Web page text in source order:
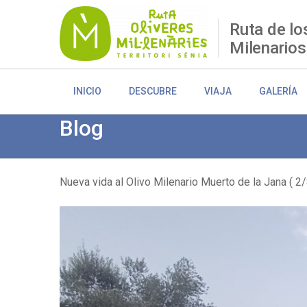
Ruta de
Milenarios
INICIO DESCUBRE VIAJA GALERÍA
Blog
Sobrescribir
enlaces
de
ayuda
Nueva vida al Olivo Milenario Muerto de la Jana (